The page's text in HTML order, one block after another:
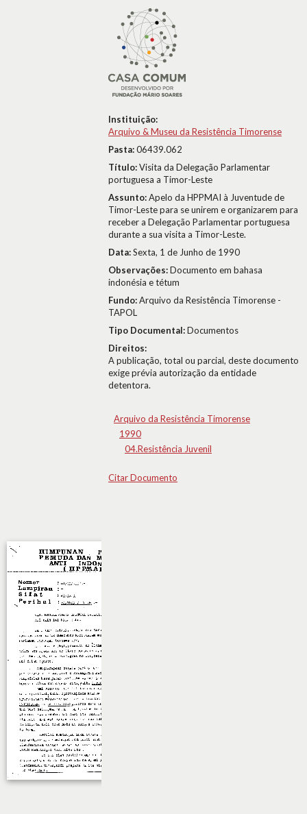
Instituição:
Arquivo & Museu da Resistência Timorense
Pasta:06439.062
Título:Visita da Delegação Parlamentar
portuguesa a Timor-Leste
Assunto:Apelo da HPPMAI à Juventude de
Timor-Leste para se unirem e organizarem para
receber a Delegação Parlamentar portuguesa
durante a sua visita a Timor-Leste.
Data:Sexta, 1 de Junho de 1990
Observações:Documento em bahasa
indonésia e tétum
Fundo:Arquivo da Resistência Timorense -
TAPOL
Tipo Documental:Documentos
Direitos:
A publicação, total ou parcial, deste documento
exige prévia autorização da entidade
detentora.
Arquivo da Resistência Timorense
1990
04.Resistência Juvenil
Citar Documento